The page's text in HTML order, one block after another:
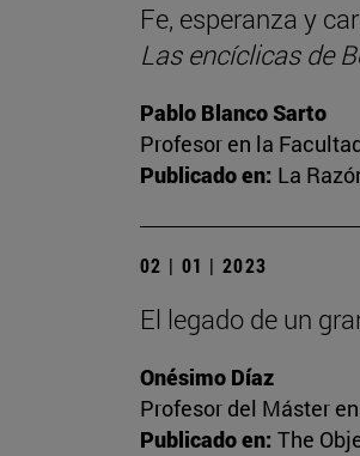
Fe, esperanza y
Las encíclicas de
Pablo Blanco Sarto
Profesor en la
Publicado en: La
02 | 01 | 2023
El legado de un
Onésimo Díaz
Profesor del Máster
Publicado en: The